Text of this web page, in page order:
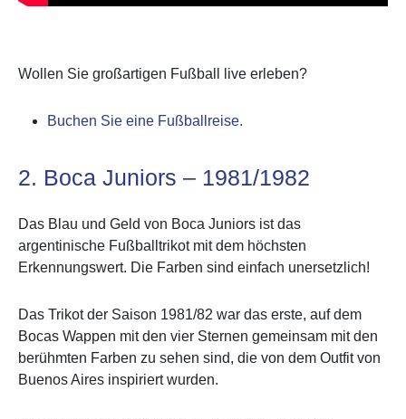
Wollen Sie großartigen Fußball live erleben?
Buchen Sie eine Fußballreise.
2. Boca Juniors – 1981/1982
Das Blau und Geld von Boca Juniors ist das
argentinische Fußballtrikot mit dem höchsten
Erkennungswert. Die Farben sind einfach unersetzlich!
Das Trikot der Saison 1981/82 war das erste, auf dem
Bocas Wappen mit den vier Sternen gemeinsam mit den
berühmten Farben zu sehen sind, die von dem Outfit von
Buenos Aires inspiriert wurden.